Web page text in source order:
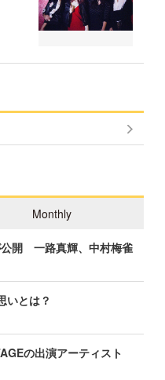
Monthly
公開 一路真輝、中村梅雀
いとは？
の出演アーティスト